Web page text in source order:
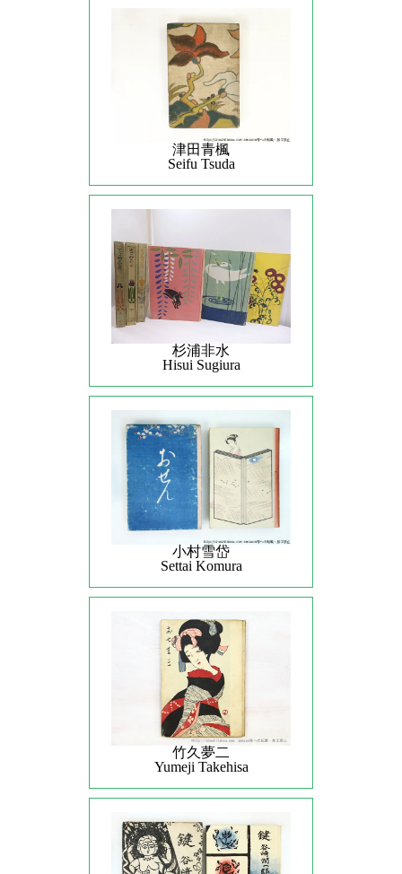
津田青楓
Seifu Tsuda
杉浦非水
Hisui Sugiura
小村雪岱
Settai Komura
竹久夢二
Yumeji Takehisa